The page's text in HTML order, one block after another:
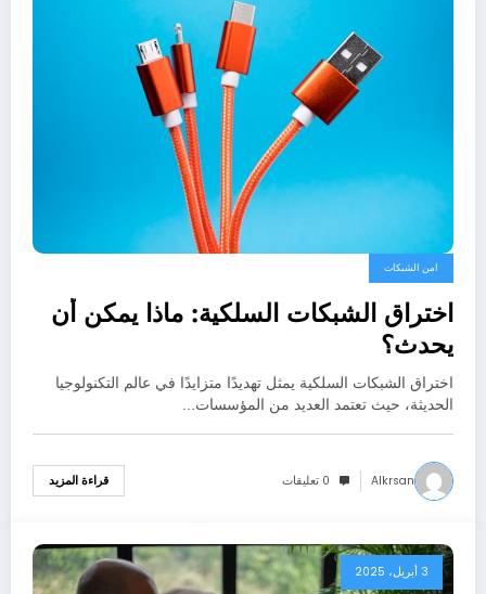
امن الشبكات
اختراق الشبكات السلكية: ماذا يمكن أن
يحدث؟
اختراق الشبكات السلكية يمثل تهديدًا متزايدًا في عالم التكنولوجيا
الحديثة، حيث تعتمد العديد من المؤسسات…
Alkrsan 0 تعليقات قراءة المزيد
3 أبريل، 2025